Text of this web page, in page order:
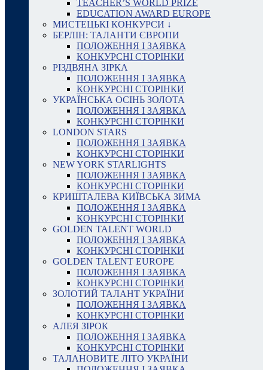
TEACHER’S WORLD PRIZE
EDUCATION AWARD EUROPE
МИСТЕЦЬКІ КОНКУРСИ ↓
БЕРЛІН: ТАЛАНТИ ЄВРОПИ
ПОЛОЖЕННЯ І ЗАЯВКА
КОНКУРСНІ СТОРІНКИ
РІЗДВЯНА ЗІРКА
ПОЛОЖЕННЯ І ЗАЯВКА
КОНКУРСНІ СТОРІНКИ
УКРАЇНСЬКА ОСІНЬ ЗОЛОТА
ПОЛОЖЕННЯ І ЗАЯВКА
КОНКУРСНІ СТОРІНКИ
LONDON STARS
ПОЛОЖЕННЯ І ЗАЯВКА
КОНКУРСНІ СТОРІНКИ
NEW YORK STARLIGHTS
ПОЛОЖЕННЯ І ЗАЯВКА
КОНКУРСНІ СТОРІНКИ
КРИШТАЛЕВА КИЇВСЬКА ЗИМА
ПОЛОЖЕННЯ І ЗАЯВКА
КОНКУРСНІ СТОРІНКИ
GOLDEN TALENT WORLD
ПОЛОЖЕННЯ І ЗАЯВКА
КОНКУРСНІ СТОРІНКИ
GOLDEN TALENT EUROPE
ПОЛОЖЕННЯ І ЗАЯВКА
КОНКУРСНІ СТОРІНКИ
ЗОЛОТИЙ ТАЛАНТ УКРАЇНИ
ПОЛОЖЕННЯ І ЗАЯВКА
КОНКУРСНІ СТОРІНКИ
АЛЕЯ ЗІРОК
ПОЛОЖЕННЯ І ЗАЯВКА
КОНКУРСНІ СТОРІНКИ
ТАЛАНОВИТЕ ЛІТО УКРАЇНИ